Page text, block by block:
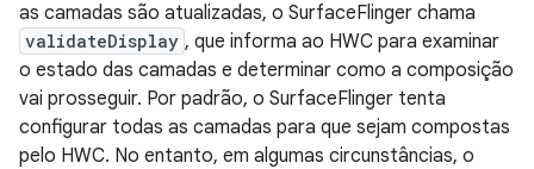
as camadas são atualizadas, o SurfaceFlinger chama
validateDisplay , que informa ao HWC para examinar
o estado das camadas e determinar como a composição
vai prosseguir. Por padrão, o SurfaceFlinger tenta
configurar todas as camadas para que sejam compostas
pelo HWC. No entanto, em algumas circunstâncias, o